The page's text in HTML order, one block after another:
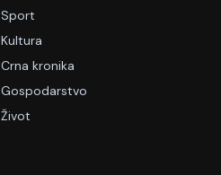
Sport
Kultura
Crna kronika
Gospodarstvo
Život